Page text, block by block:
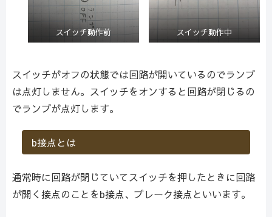
スイッチ動作前 スイッチ動作中
スイッチがオフの状態では回路が開いているのでランプ
は点灯しません。スイッチをオンすると回路が閉じるの
でランプが点灯します。
b接点とは
通常時に回路が閉じていてスイッチを押したときに回路
が開く接点のことをb接点、ブレーク接点といいます。